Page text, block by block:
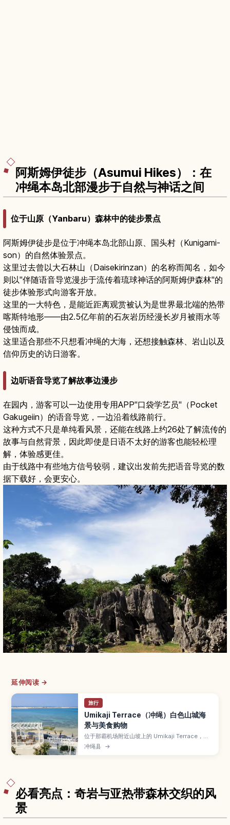
阿斯姆伊徒步（Asumui Hikes）：在
冲绳本岛北部漫步于自然与神话之间
位于山原（Yanbaru）森林中的徒步景点
阿斯姆伊徒步是位于冲绳本岛北部山原、国头村（Kunigami-
son）的自然体验景点。
这里过去曾以大石林山（Daisekirinzan）的名称而闻名，如今
则以"伴随语音导览漫步于流传着琉球神话的阿斯姆伊森林"的
徒步体验形式向游客开放。
这里的一大特色，是能近距离观赏被认为是世界最北端的热带
喀斯特地形——由2.5亿年前的石灰岩历经漫长岁月被雨水等
侵蚀而成。
这里适合那些不只想看冲绳的大海，还想接触森林、岩山以及
信仰历史的访日游客。
边听语音导览了解故事边漫步
在园内，游客可以一边使用专用APP"口袋学艺员"（Pocket
Gakugeiin）的语音导览，一边沿着线路前行。
这种方式不只是单纯看风景，还能在线路上约26处了解流传的
故事与自然背景，因此即使是日语不太好的游客也能轻松理
解，体验感更佳。
由于线路中有些地方信号较弱，建议出发前先把语音导览的数
据下载好，会更安心。
延伸阅读 →
旅行
Umikaji Terrace（冲绳）白色山城海
景与美食购物
位于那霸机场附近山坡上的 Umikaji Terrace，是
白墙建筑层层向海延伸的网红海景商圈。文章介绍
可以眺望碧海蓝天的露台、汇集冲绳料理与甜点的
冲绳县 →
必看亮点：奇岩与亚热带森林交织的风
景